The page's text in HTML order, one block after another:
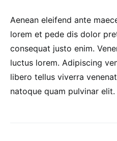
Aenean eleifend ante
lorem et pede dis dolor
consequat justo enim.
luctus lorem. Adipiscing
libero tellus viverra
natoque quam pulvinar elit.